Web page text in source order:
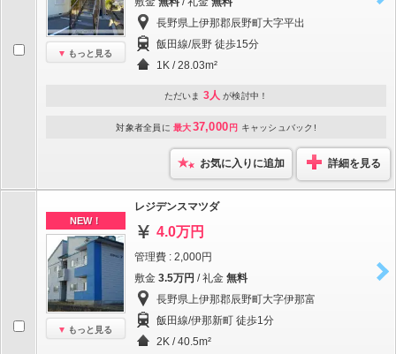
もっと見る
長野県上伊那郡辰野町大字平出
飯田線/辰野 徒歩15分
1K / 28.03m²
ただいま 3人 が検討中！
対象者全員に 最大37,000 円 キャッシュバック!
お気に入りに追加 詳細を見る
NEW！
もっと見る
レジデンスマツダ
4.0万円
管理費 : 2,000円
敷金 3.5万円 / 礼金 無料
長野県上伊那郡辰野町大字伊那富
飯田線/伊那新町 徒歩1分
2K / 40.5m²